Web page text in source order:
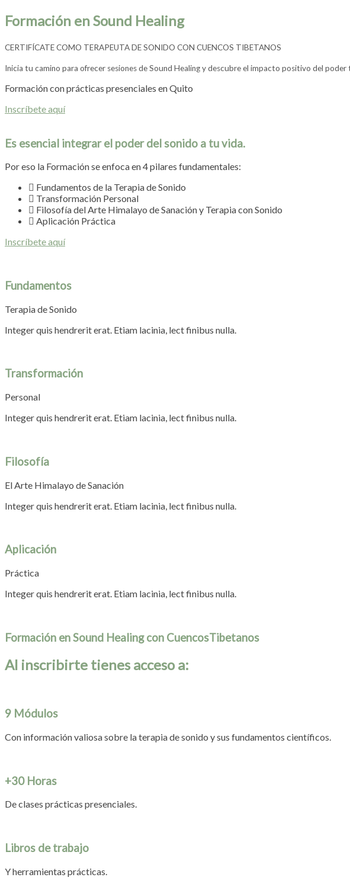
Formación en Sound Healing
CERTIFÍCATE COMO TERAPEUTA DE SONIDO CON CUENCOS TIBETANOS
Inicia tu camino para ofrecer sesiones de Sound Healing y descubre el impacto positivo del
Formación con prácticas presenciales en Quito
Inscríbete aquí
Es esencial integrar el poder del sonido a tu vida.
Por eso la Formación se enfoca en 4 pilares fundamentales:
Fundamentos de la Terapia de Sonido
Transformación Personal
Filosofía del Arte Himalayo de Sanación y Terapia con Sonido
Aplicación Práctica
Inscríbete aquí
Fundamentos
Terapia de Sonido
Integer quis hendrerit erat. Etiam lacinia, lect finibus nulla.
Transformación
Personal
Integer quis hendrerit erat. Etiam lacinia, lect finibus nulla.
Filosofía
El Arte Himalayo de Sanación
Integer quis hendrerit erat. Etiam lacinia, lect finibus nulla.
Aplicación
Práctica
Integer quis hendrerit erat. Etiam lacinia, lect finibus nulla.
Formación en Sound Healing con CuencosTibetanos
Al inscribirte tienes acceso a:
9 Módulos
Con información valiosa sobre la terapia de sonido y sus fundamentos científicos.
+30 Horas
De clases prácticas presenciales.
Libros de trabajo
Y herramientas prácticas.